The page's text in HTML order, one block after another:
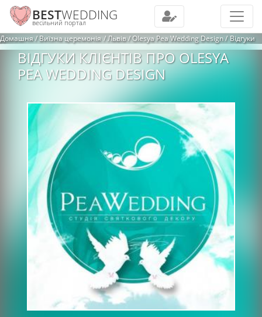
BESTWEDDING
весільний портал
Домашня Виїзна церемонія Львів Olesya Pea Wedding Design Відгуки
ВІДГУКИ КЛІЄНТІВ ПРО OLESYA
PEA WEDDING DESIGN